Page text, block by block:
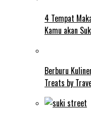
4 Tempat
Kamu akan
Berburu
Treats by